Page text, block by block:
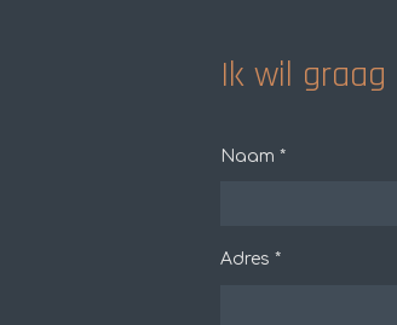
Ik wil
Naam *
Adres *